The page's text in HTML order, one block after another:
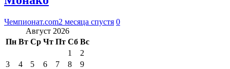
Чемпионат.com2 месяца спустя 0
Август 2026
Пн Вт Ср Чт Пт Сб Вс
1
2
3
4 5 6 7 8
9